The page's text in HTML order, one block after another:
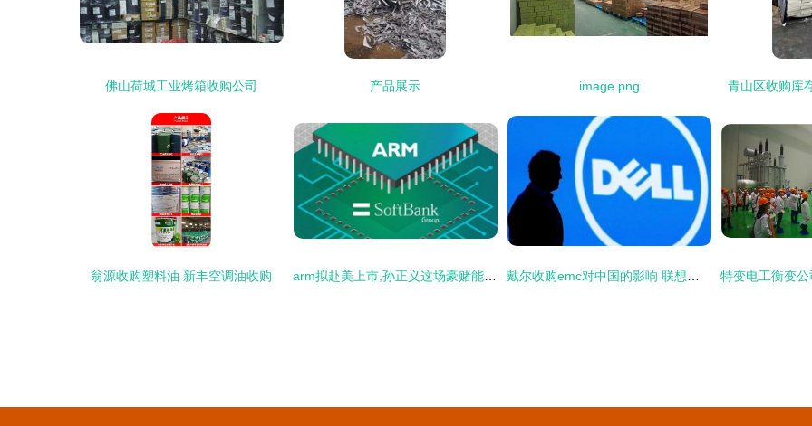
佛山荷城工业烤箱收购公司 产品展示 image.png 青山区收购库
翁源收购塑料油 新丰空调油收购